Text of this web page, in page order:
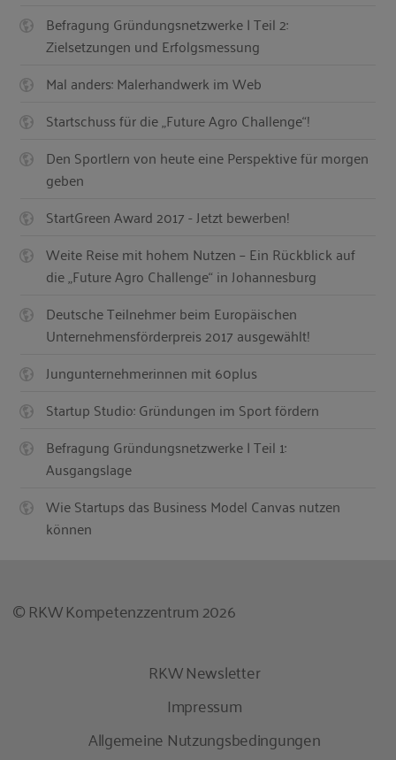
Befragung Gründungsnetzwerke | Teil 2:
Zielsetzungen und Erfolgsmessung
Mal anders: Malerhandwerk im Web
Startschuss für die „Future Agro Challenge“!
Den Sportlern von heute eine Perspektive für morgen
geben
StartGreen Award 2017 - Jetzt bewerben!
Weite Reise mit hohem Nutzen – Ein Rückblick auf
die „Future Agro Challenge“ in Johannesburg
Deutsche Teilnehmer beim Europäischen
Unternehmensförderpreis 2017 ausgewählt!
Jungunternehmerinnen mit 60plus
Startup Studio: Gründungen im Sport fördern
Befragung Gründungsnetzwerke | Teil 1:
Ausgangslage
Wie Startups das Business Model Canvas nutzen
können
© RKW Kompetenzzentrum 2026
RKW Newsletter
Impressum
Allgemeine Nutzungsbedingungen